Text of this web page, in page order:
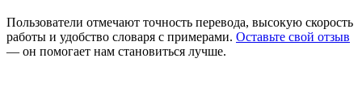
Пользователи отмечают точность перевода, высокую скорость
работы и удобство словаря с примерами. Оставьте свой отзыв
— он помогает нам становиться лучше.